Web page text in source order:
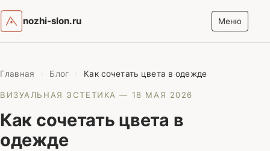
nozhi-slon.ru Меню
Главная › Блог › Как сочетать цвета в одежде
ВИЗУАЛЬНАЯ ЭСТЕТИКА — 18 МАЯ 2026
Как сочетать цвета в
одежде